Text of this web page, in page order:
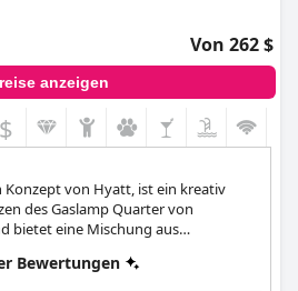
Von 262 $
anzeigen
$
Konzept von Hyatt, ist ein kreativ
des Gaslamp Quarter von
bietet eine Mischung aus
dem Dach, die Wochenendpartys
Bewertungen